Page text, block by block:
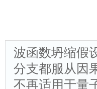
波函数坍缩假
分支都服从因
不再适用于量